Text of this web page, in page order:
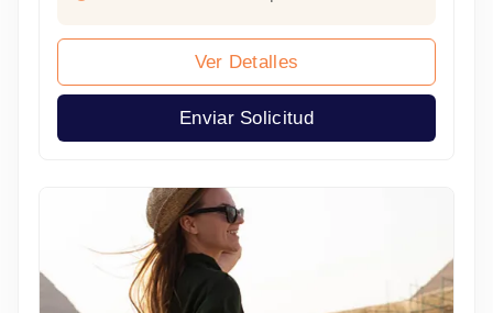
Ver Detalles
Enviar Solicitud